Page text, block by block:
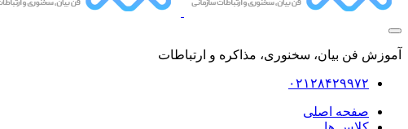
آموزش فن بیان، سخنوری، مذاکره و ارتباطات
۰۲۱۲۸۴۲۹۹۷۲
صفحه اصلی